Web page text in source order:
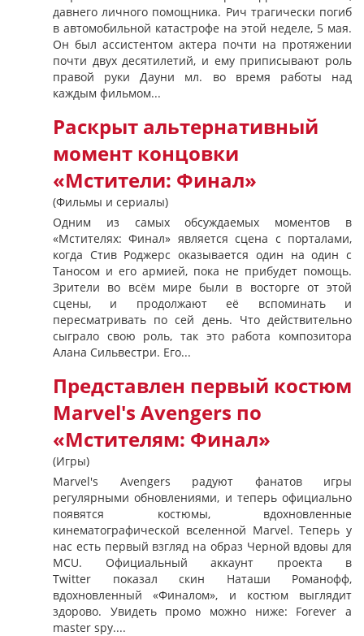
давнего личного помощника. Рич трагически погиб
в автомобильной катастрофе на этой неделе, 5 мая.
Он был ассистентом актера почти на протяжении
почти двух десятилетий, и ему приписывают роль
правой руки Дауни мл. во время работы над
каждым фильмом...
Раскрыт альтернативный
момент концовки
«Мстители: Финал»
(Фильмы и сериалы)
Одним из самых обсуждаемых моментов в
«Мстителях: Финал» является сцена с порталами,
когда Стив Роджерс оказывается один на один с
Таносом и его армией, пока не прибудет помощь.
Зрители во всём мире были в восторге от этой
сцены, и продолжают её вспоминать и
пересматривать по сей день. Что действительно
сыграло свою роль, так это работа композитора
Алана Сильвестри. Его...
Представлен первый костюм
Marvel's Avengers по
«Мстителям: Финал»
(Игры)
Marvel's Avengers радуют фанатов игры
регулярными обновлениями, и теперь официально
появятся костюмы, вдохновленные
кинематографической вселенной Marvel. Теперь у
нас есть первый взгляд на образ Черной вдовы для
MCU. Официальный аккаунт проекта в
Twitter показал скин Наташи Романофф,
вдохновленный «Финалом», и костюм выглядит
здорово. Увидеть промо можно ниже: Forever a
master spy....